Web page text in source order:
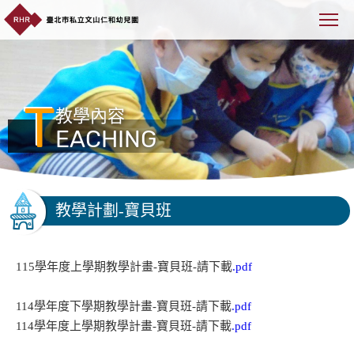
TEACHING
教學內容
教學計劃-寶貝班
115學年度上學期教學計畫-寶貝班-請下載.pdf
114學年度下學期教學計畫-寶貝班-請下載.pdf
114學年度上學期教學計畫-寶貝班-請下載.pdf